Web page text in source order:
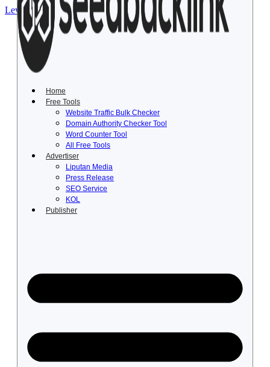
Lewati ke konten
Home
Free Tools
Website Traffic Bulk Checker
Domain Authority Checker Tool
Word Counter Tool
All Free Tools
Advertiser
Liputan Media
Press Release
SEO Service
KOL
Publisher